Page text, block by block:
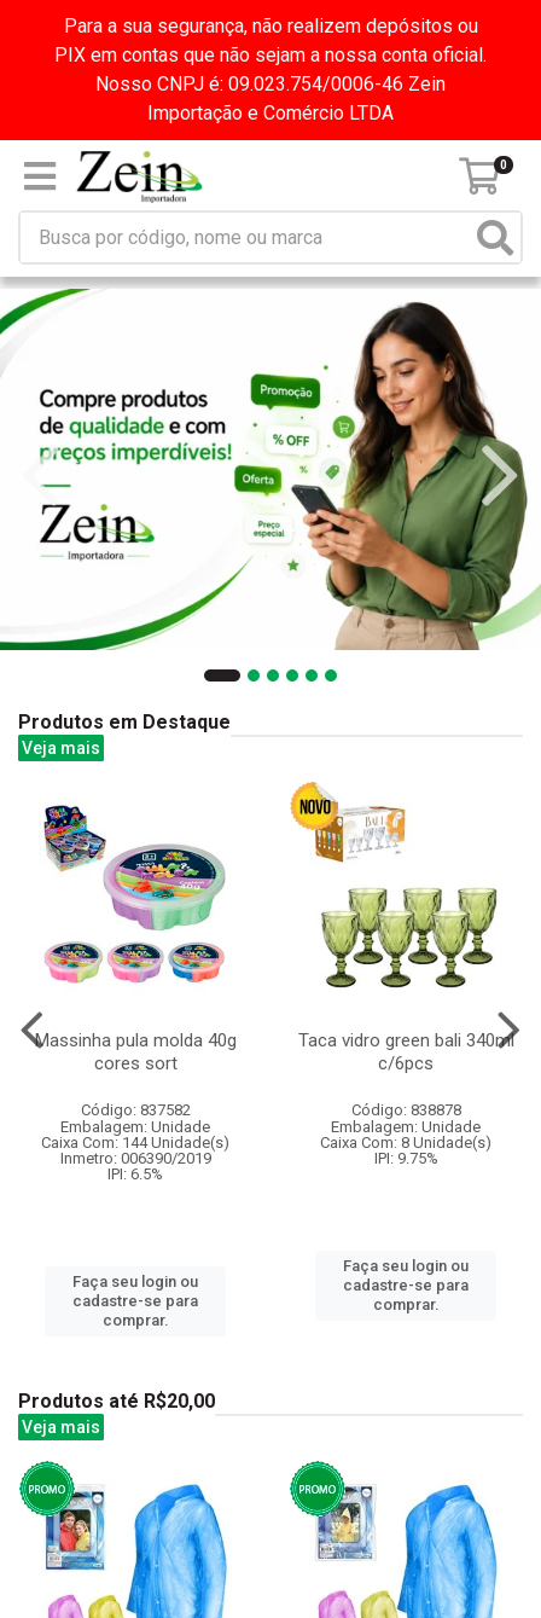
Para a sua segurança, não realizem depósitos ou
PIX em contas que não sejam a nossa conta oficial.
Nosso CNPJ é: 09.023.754/0006-46 Zein
Importação e Comércio LTDA
0
Produtos em Destaque
Veja mais
Massinha pula molda 40g
cores sort
Código: 837582
Embalagem: Unidade
Caixa Com: 144 Unidade(s)
Inmetro: 006390/2019
IPI: 6.5%
Faça seu login ou
cadastre-se para
comprar.
Taca vidro green bali 340ml
c/6pcs
Código: 838878
Embalagem: Unidade
Caixa Com: 8 Unidade(s)
IPI: 9.75%
Faça seu login ou
cadastre-se para
comprar.
Produtos até R$20,00
Veja mais